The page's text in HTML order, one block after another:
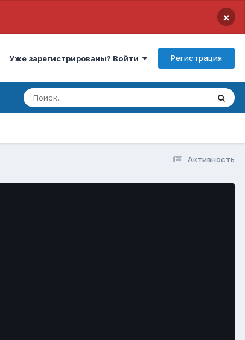
×
Уже зарегистрированы? Войти Регистрация
Активность